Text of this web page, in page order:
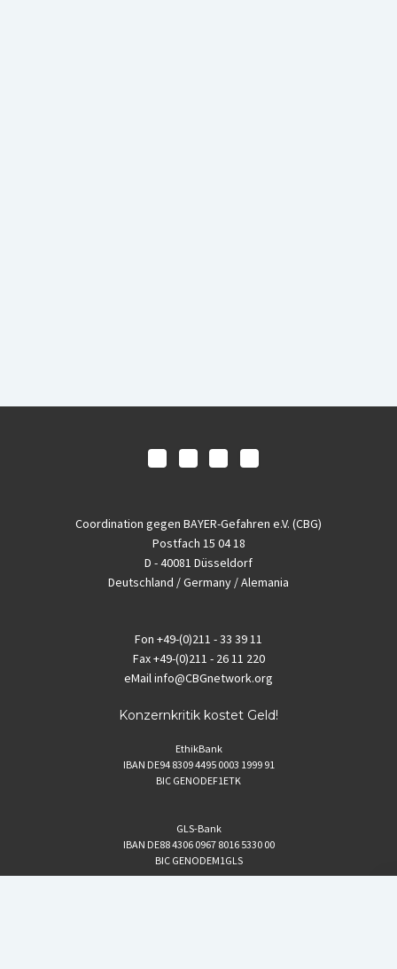
Coordination gegen BAYER-Gefahren e.V. (CBG)
Postfach 15 04 18
D - 40081 Düsseldorf
Deutschland / Germany / Alemania
Fon +49-(0)211 - 33 39 11
Fax+49-(0)211 - 26 11 220
eMailinfo@CBGnetwork.org
Konzernkritik kostet Geld!
EthikBank
IBAN DE94 8309 4495 0003 1999 91
BIC GENODEF1ETK
GLS-Bank
IBAN DE88 4306 0967 8016 5330 00
BIC GENODEM1GLS